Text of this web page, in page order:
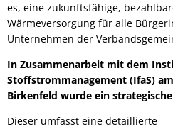
es, eine zukunftsfähige,
Wärmeversorgung für alle
Unternehmen der
In Zusammenarbeit mit dem
Stoffstrommanagement (IfaS)
Birkenfeld wurde ein
Dieser umfasst eine detaillierte